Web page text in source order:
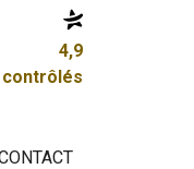
4,9
contrôlés